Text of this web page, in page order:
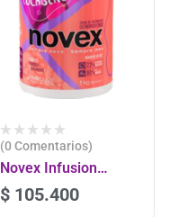
(0 Comentarios)
Novex Infusion
Colageno
Tratamiento 1K
$ 105.400